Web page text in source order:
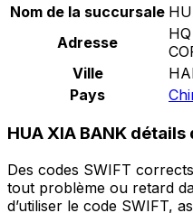
Nom de la succursale
Adresse
Ville
Pays
HUA XIA BANK détails
Des codes SWIFT
tout problème ou retard
d’utiliser le code SWIFT,